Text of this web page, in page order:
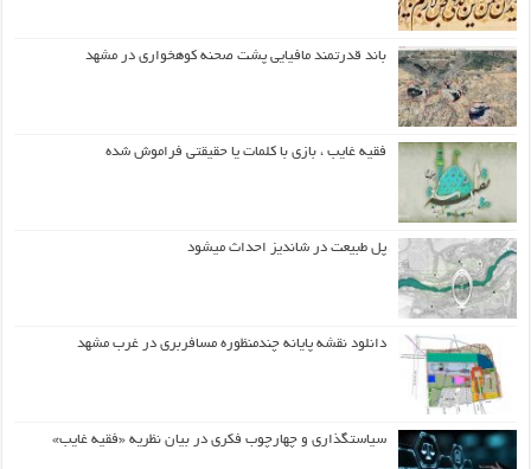
باند قدرتمند مافیایی پشت صحنه کوهخواری در مشهد
فقیه غایب ، بازی با کلمات یا حقیقتی فراموش شده
پل طبیعت در شاندیز احداث میشود
دانلود نقشه پایانه چندمنظوره مسافربری در غرب مشهد
سیاستگذاری و چهارچوب فکری در بیان نظریه «فقیه غایب»